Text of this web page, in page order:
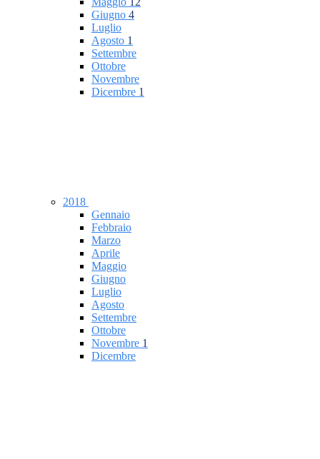
Giugno 4
Luglio
Agosto 1
Settembre
Ottobre
Novembre
Dicembre 1
2018
Gennaio
Febbraio
Marzo
Aprile
Maggio
Giugno
Luglio
Agosto
Settembre
Ottobre
Novembre 1
Dicembre